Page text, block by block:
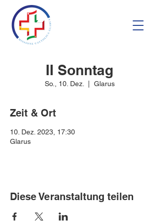
II Sonntag
So., 10. Dez. Glarus
Zeit & Ort
10. Dez. 2023, 17:30
Glarus
Diese Veranstaltung teilen